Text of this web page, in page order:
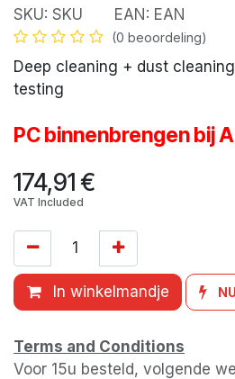
SKU: SKU EAN: EAN
(0 beoordeling)
Deep cleaning + dust
testing
PC binnenbrengen bij
174,91€
VAT Included
In winkelmandje
Terms and Conditions
Voor 15u besteld, volgende